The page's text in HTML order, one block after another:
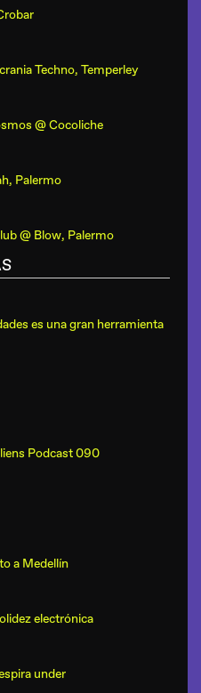
Techno, Temperley
@ Cocoliche
Palermo
@ Blow, Palermo
es una gran herramienta
Podcast 090
a Medellín
electrónica
under